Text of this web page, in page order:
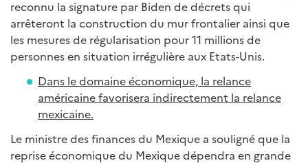
reconnu la signature par Biden de décrets qui
arrêteront la construction du mur frontalier ainsi que
les mesures de régularisation pour 11 millions de
personnes en situation irrégulière aux Etats-Unis.
Dans le domaine économique, la relance
américaine favorisera indirectement la relance
mexicaine.
Le ministre des finances du Mexique a souligné que la
reprise économique du Mexique dépendra en grande